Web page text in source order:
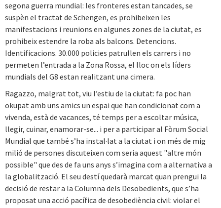
segona guerra mundial: les fronteres estan tancades, se
suspèn el tractat de Schengen, es prohibeixen les
manifestacions i reunions en algunes zones de la ciutat, es
prohibeix estendre la roba als balcons. Detencions.
Identificacions. 30.000 policies patrullen els carrers i no
permeten l’entrada a la Zona Rossa, el lloc on els líders
mundials del G8 estan realitzant una cimera.
Ragazzo, malgrat tot, viu l’estiu de la ciutat: fa poc han
okupat amb uns amics un espai que han condicionat com a
vivenda, està de vacances, té temps per a escoltar música,
llegir, cuinar, enamorar-se... i per a participar al Fòrum Social
Mundial que també s’ha instal·lat a la ciutat i on més de mig
milió de persones discuteixen com seria aquest "altre món
possible" que des de fa uns anys s’imagina com a alternativa a
la globalització. El seu destí quedarà marcat quan prengui la
decisió de restar a la Columna dels Desobedients, que s’ha
proposat una acció pacífica de desobediència civil: violar el